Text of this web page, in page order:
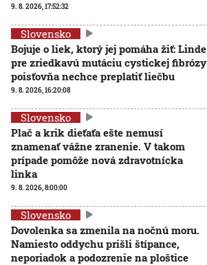
9. 8. 2026, 17:52:32
Slovensko
Bojuje o liek, ktorý jej pomáha žiť: Linde
pre zriedkavú mutáciu cystickej fibrózy
poisťovňa nechce preplatiť liečbu
9. 8. 2026, 16:20:08
Slovensko
Plač a krik dieťaťa ešte nemusí
znamenať vážne zranenie. V takom
prípade pomôže nová zdravotnícka
linka
9. 8. 2026, 8:00:00
Slovensko
Dovolenka sa zmenila na nočnú moru.
Namiesto oddychu prišli štípance,
neporiadok a podozrenie na ploštice